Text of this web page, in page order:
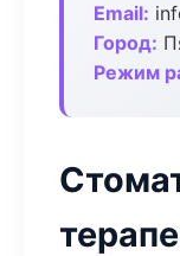
Email:
Город:
Режим